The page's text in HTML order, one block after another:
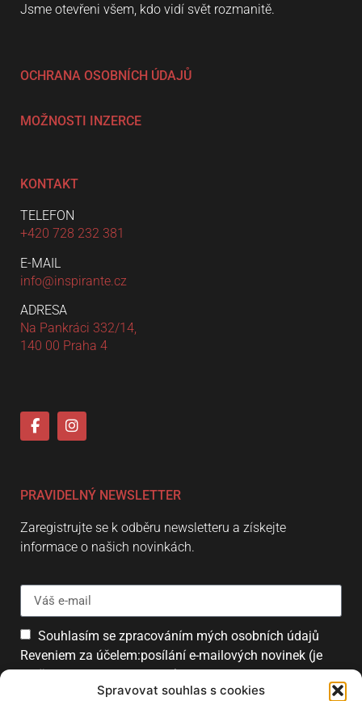
Spravovat souhlas s cookies
Jsme otevřeni všem, kdo vidí svět rozmanitě.
OCHRANA OSOBNÍCH ÚDAJŮ
MOŽNOSTI INZERCE
KONTAKT
TELEFON
+420 728 232 381
E-MAIL
info@inspirante.cz
ADRESA
Na Pankráci 332/14,
140 00 Praha 4
PRAVIDELNÝ NEWSLETTER
Zaregistrujte se k odběru newsletteru a získejte
informace o našich novinkách.
Souhlasím se zpracováním mých osobních údajů
Reveniem za účelem:posílání e-mailových novinek (je
možné se kdykoliv odhlásit).